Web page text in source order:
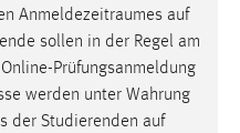
Anmeldezeitraumes auf
sollen in der Regel am
Prüfungsanmeldung
werden unter Wahrung
der Studierenden auf